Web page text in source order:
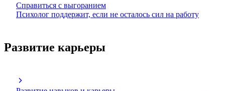
Справиться с выгоранием
Психолог поддержит, если не осталось сил на работу
Развитие карьеры